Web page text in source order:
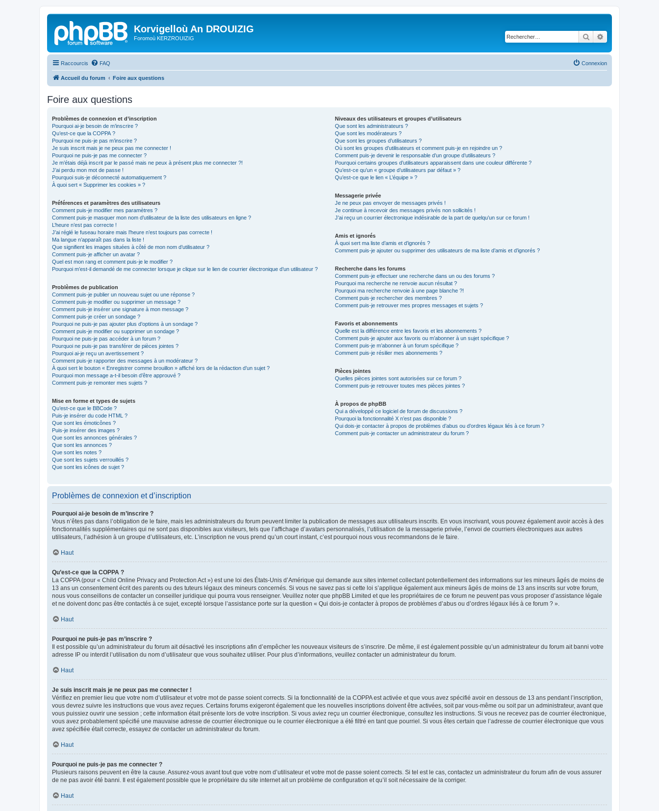
Korvigelloù An DROUIZIG
Foromoù KERZROUIZIG Rechercher
Raccourcis FAQ Connexion
Accueil du forum Foire aux questions
Foire aux questions
Problèmes de connexion et d’inscription
Pourquoi ai-je besoin de m’inscrire ?
Qu’est-ce que la COPPA ?
Pourquoi ne puis-je pas m’inscrire ?
Je suis inscrit mais je ne peux pas me connecter !
Pourquoi ne puis-je pas me connecter ?
Je m’étais déjà inscrit par le passé mais ne peux à présent plus me connecter ?!
J’ai perdu mon mot de passe !
Pourquoi suis-je déconnecté automatiquement ?
À quoi sert « Supprimer les cookies » ?
Préférences et paramètres des utilisateurs
Comment puis-je modifier mes paramètres ?
Comment puis-je masquer mon nom d’utilisateur de la liste des utilisateurs en ligne ?
L’heure n’est pas correcte !
J’ai réglé le fuseau horaire mais l’heure n’est toujours pas correcte !
Ma langue n’apparaît pas dans la liste !
Que signifient les images situées à côté de mon nom d’utilisateur ?
Comment puis-je afficher un avatar ?
Quel est mon rang et comment puis-je le modifier ?
Pourquoi m’est-il demandé de me connecter lorsque je clique sur le lien de courrier électronique d’un utilisateur ?
Problèmes de publication
Comment puis-je publier un nouveau sujet ou une réponse ?
Comment puis-je modifier ou supprimer un message ?
Comment puis-je insérer une signature à mon message ?
Comment puis-je créer un sondage ?
Pourquoi ne puis-je pas ajouter plus d’options à un sondage ?
Comment puis-je modifier ou supprimer un sondage ?
Pourquoi ne puis-je pas accéder à un forum ?
Pourquoi ne puis-je pas transférer de pièces jointes ?
Pourquoi ai-je reçu un avertissement ?
Comment puis-je rapporter des messages à un modérateur ?
À quoi sert le bouton « Enregistrer comme brouillon » affiché lors de la rédaction d’un sujet ?
Pourquoi mon message a-t-il besoin d’être approuvé ?
Comment puis-je remonter mes sujets ?
Mise en forme et types de sujets
Qu’est-ce que le BBCode ?
Puis-je insérer du code HTML ?
Que sont les émoticônes ?
Puis-je insérer des images ?
Que sont les annonces générales ?
Que sont les annonces ?
Que sont les notes ?
Que sont les sujets verrouillés ?
Que sont les icônes de sujet ?
Niveaux des utilisateurs et groupes d’utilisateurs
Que sont les administrateurs ?
Que sont les modérateurs ?
Que sont les groupes d’utilisateurs ?
Où sont les groupes d’utilisateurs et comment puis-je en rejoindre un ?
Comment puis-je devenir le responsable d’un groupe d’utilisateurs ?
Pourquoi certains groupes d’utilisateurs apparaissent dans une couleur différente ?
Qu’est-ce qu’un « groupe d’utilisateurs par défaut » ?
Qu’est-ce que le lien « L’équipe » ?
Messagerie privée
Je ne peux pas envoyer de messages privés !
Je continue à recevoir des messages privés non sollicités !
J’ai reçu un courrier électronique indésirable de la part de quelqu’un sur ce forum !
Amis et ignorés
À quoi sert ma liste d’amis et d’ignorés ?
Comment puis-je ajouter ou supprimer des utilisateurs de ma liste d’amis et d’ignorés ?
Recherche dans les forums
Comment puis-je effectuer une recherche dans un ou des forums ?
Pourquoi ma recherche ne renvoie aucun résultat ?
Pourquoi ma recherche renvoie à une page blanche ?!
Comment puis-je rechercher des membres ?
Comment puis-je retrouver mes propres messages et sujets ?
Favoris et abonnements
Quelle est la différence entre les favoris et les abonnements ?
Comment puis-je ajouter aux favoris ou m’abonner à un sujet spécifique ?
Comment puis-je m’abonner à un forum spécifique ?
Comment puis-je résilier mes abonnements ?
Pièces jointes
Quelles pièces jointes sont autorisées sur ce forum ?
Comment puis-je retrouver toutes mes pièces jointes ?
À propos de phpBB
Qui a développé ce logiciel de forum de discussions ?
Pourquoi la fonctionnalité X n’est pas disponible ?
Qui dois-je contacter à propos de problèmes d’abus ou d’ordres légaux liés à ce forum ?
Comment puis-je contacter un administrateur du forum ?
Problèmes de connexion et d’inscription
Pourquoi ai-je besoin de m’inscrire ?
Vous n’êtes pas dans l’obligation de le faire, mais les administrateurs du forum peuvent limiter la publication de messages aux utilisateurs inscrits. En vous inscrivant, vous pouvez également avoir accès à des
fonctionnalités supplémentaires qui ne sont pas disponibles aux visiteurs, tels que l’affichage d’avatars personnalisés, l’utilisation de la messagerie privée, l’envoi de courriers électroniques aux autres
utilisateurs, l’adhésion à un groupe d’utilisateurs, etc. L’inscription ne vous prend qu’un court instant, c’est pourquoi nous vous recommandons de le faire.
Haut
Qu’est-ce que la COPPA ?
La COPPA (pour « Child Online Privacy and Protection Act ») est une loi des États-Unis d’Amérique qui demande aux sites internet collectant potentiellement des informations sur les mineurs âgés de moins de
13 ans un consentement écrit des parents ou des tuteurs légaux des mineurs concernés. Si vous ne savez pas si cette loi s’applique également aux mineurs âgés de moins de 13 ans inscrits sur votre forum,
nous vous conseillons de contacter un conseiller juridique qui pourra vous renseigner. Veuillez noter que phpBB Limited et que les propriétaires de ce forum ne peuvent pas vous proposer d’assistance légale
et ne doivent donc pas être contactés à ce sujet, excepté lorsque l’assistance porte sur la question « Qui dois-je contacter à propos de problèmes d’abus ou d’ordres légaux liés à ce forum ? ».
Haut
Pourquoi ne puis-je pas m’inscrire ?
Il est possible qu’un administrateur du forum ait désactivé les inscriptions afin d’empêcher les nouveaux visiteurs de s’inscrire. De même, il est également possible qu’un administrateur du forum ait banni votre
adresse IP ou interdit l’utilisation du nom d’utilisateur que vous souhaitez utiliser. Pour plus d’informations, veuillez contacter un administrateur du forum.
Haut
Je suis inscrit mais je ne peux pas me connecter !
Vérifiez en premier lieu que votre nom d’utilisateur et votre mot de passe soient corrects. Si la fonctionnalité de la COPPA est activée et que vous avez spécifié avoir en dessous de 13 ans pendant l’inscription,
vous devrez suivre les instructions que vous avez reçues. Certains forums exigeront également que les nouvelles inscriptions doivent être activées, soit par vous-même ou soit par un administrateur, avant que
vous puissiez ouvrir une session ; cette information était présente lors de votre inscription. Si vous aviez reçu un courrier électronique, consultez les instructions. Si vous ne recevez pas de courrier électronique,
vous avez probablement spécifié une mauvaise adresse de courrier électronique ou le courrier électronique a été filtré en tant que pourriel. Si vous êtes certain que l’adresse de courrier électronique que vous
avez spécifiée était correcte, essayez de contacter un administrateur du forum.
Haut
Pourquoi ne puis-je pas me connecter ?
Plusieurs raisons peuvent en être la cause. Assurez-vous avant tout que votre nom d’utilisateur et votre mot de passe soient corrects. Si tel est le cas, contactez un administrateur du forum afin de vous assurer
de ne pas avoir été banni. Il est également possible que le propriétaire du site internet ait un problème de configuration et qu’il soit nécessaire de la corriger.
Haut